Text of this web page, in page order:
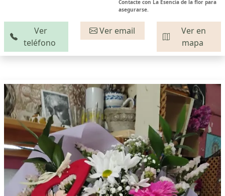
Contacte con La Esencia de la flor para
asegurarse.
Ver
teléfono
Ver email
Ver en
mapa